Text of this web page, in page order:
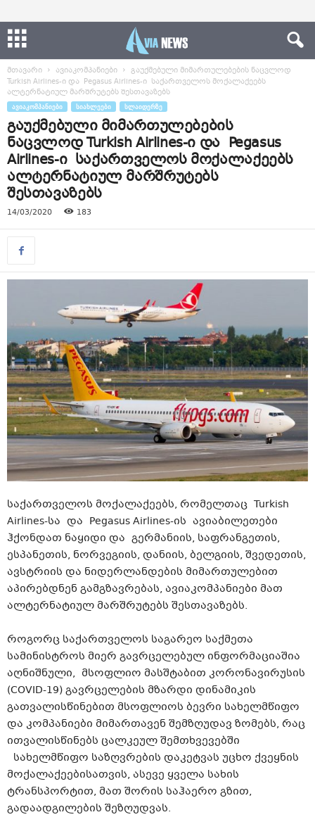
მთავარი ავიაკომპანიები
გაუქმებული მიმართულებების ნაცვლოდ
Turkish Airlines-ი და Pegasus Airlines-ი საქართველოს მოქალაქეებს
ალტერნატიულ მარშრუტებს შესთავაზებს
ᲐᲕᲘᲐᲙᲝᲛᲞᲐᲜᲘᲔᲑᲘ ᲡᲘᲐᲮᲚᲔᲔᲑᲘ ᲡᲚᲐᲘᲓᲔᲠᲖᲔ
გაუქმებული მიმართულებების
ნაცვლოდ Turkish Airlines-ი და Pegasus
Airlines-ი საქართველოს მოქალაქეებს
ალტერნატიულ მარშრუტებს
შესთავაზებს
14/03/2020 183
საქართველოს მოქალაქეებს, რომელთაც Turkish
Airlines-სა და Pegasus Airlines-ის ავიაბილეთები
ჰქონდათ ნაყიდი და გერმანიის, საფრანგეთის,
ესპანეთის, ნორვეგიის, დანიის, ბელგიის, შვედეთის,
ავსტრიის და ნიდერლანდების მიმართულებით
აპირებდნენ გამგზავრებას, ავიაკომპანიები მათ
ალტერნატიულ მარშრუტებს შესთავაზებს.
როგორც საქართველოს საგარეო საქმეთა
სამინისტროს მიერ გავრცელებულ ინფორმაციაშია
აღნიშნული, მსოფლიო მასშტაბით კორონავირუსის
(COVID-19) გავრცელების მზარდი დინამიკის
გათვალისწინებით მსოფლიოს ბევრი სახელმწიფო
და კომპანიები მიმართავენ შემზღუდავ ზომებს, რაც
ითვალისწინებს ცალკეულ შემთხვევებში
სახელმწიფო საზღვრების დაკეტვას უცხო ქვეყნის
მოქალაქეებისათვის, ასევე ყველა სახის
ტრანსპორტით, მათ შორის საჰაერო გზით,
გადაადგილების შეზღუდვას.